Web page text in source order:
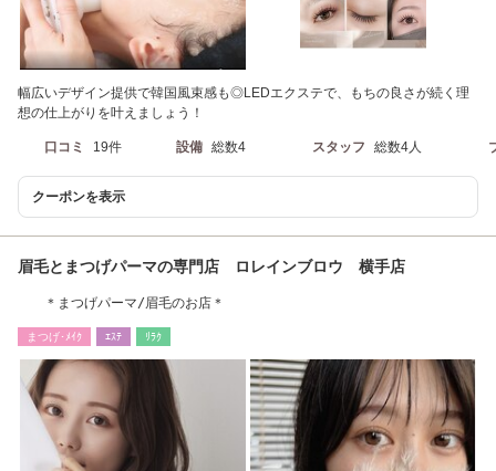
幅広いデザイン提供で韓国風束感も◎LEDエクステで、もちの良さが続く理
想の仕上がりを叶えましょう！
口コミ 19件 設備 総数4 スタッフ 総数4人
クーポンを表示
眉毛とまつげパーマの専門店 ロレインブロウ 横手店
＊まつげパーマ/眉毛のお店＊
まつげ･ﾒｲｸ ｴｽﾃ ﾘﾗｸ